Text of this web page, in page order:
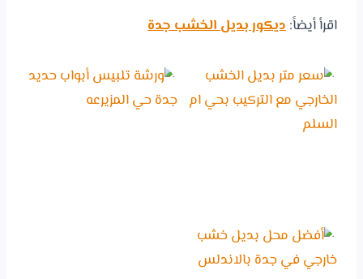
اقرأ أيضاً:ديكور بديل الخشب جدة